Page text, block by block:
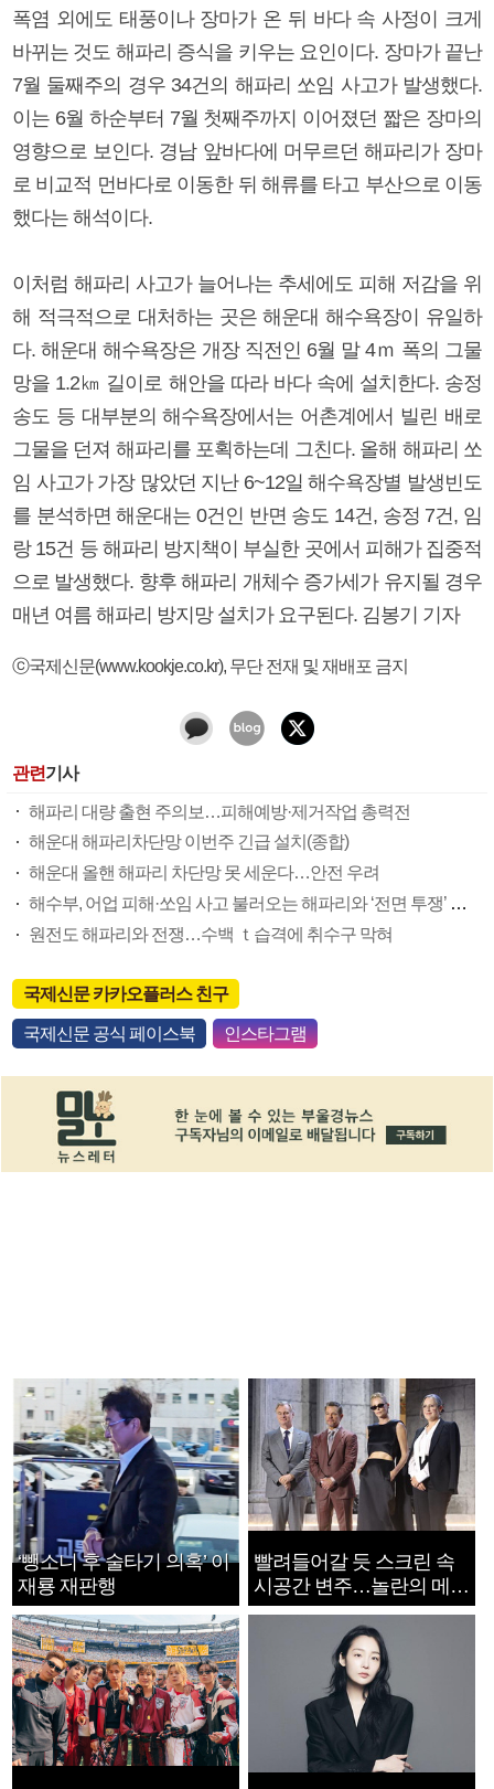
폭염 외에도 태풍이나 장마가 온 뒤 바다 속 사정이 크게
바뀌는 것도 해파리 증식을 키우는 요인이다. 장마가 끝난
7월 둘째주의 경우 34건의 해파리 쏘임 사고가 발생했다.
이는 6월 하순부터 7월 첫째주까지 이어졌던 짧은 장마의
영향으로 보인다. 경남 앞바다에 머무르던 해파리가 장마
로 비교적 먼바다로 이동한 뒤 해류를 타고 부산으로 이동
했다는 해석이다.
이처럼 해파리 사고가 늘어나는 추세에도 피해 저감을 위
해 적극적으로 대처하는 곳은 해운대 해수욕장이 유일하
다. 해운대 해수욕장은 개장 직전인 6월 말 4ｍ 폭의 그물
망을 1.2㎞ 길이로 해안을 따라 바다 속에 설치한다. 송정
송도 등 대부분의 해수욕장에서는 어촌계에서 빌린 배로
그물을 던져 해파리를 포획하는데 그친다. 올해 해파리 쏘
임 사고가 가장 많았던 지난 6~12일 해수욕장별 발생빈도
를 분석하면 해운대는 0건인 반면 송도 14건, 송정 7건, 임
랑 15건 등 해파리 방지책이 부실한 곳에서 피해가 집중적
으로 발생했다. 향후 해파리 개체수 증가세가 유지될 경우
매년 여름 해파리 방지망 설치가 요구된다. 김봉기 기자
ⓒ국제신문(www.kookje.co.kr), 무단 전재 및 재배포 금지
관련기사
해파리 대량 출현 주의보…피해예방·제거작업 총력전
해운대 해파리차단망 이번주 긴급 설치(종합)
해운대 올핸 해파리 차단망 못 세운다…안전 우려
해수부, 어업 피해·쏘임 사고 불러오는 해파리와 ‘전면 투쟁’ 나서
원전도 해파리와 전쟁…수백 ｔ습격에 취수구 막혀
국제신문 카카오플러스 친구
국제신문 공식 페이스북 인스타그램
‘뺑소니 후 술타기 의혹’ 이
재룡 재판행
빨려들어갈 듯 스크린 속
시공간 변주…놀란의 메시
지는 ‘전쟁 속죄’